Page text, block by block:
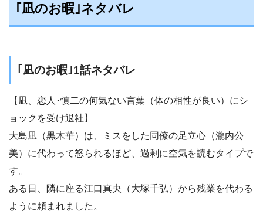
｢凪のお暇｣ネタバレ
｢凪のお暇｣1話ネタバレ
【凪、恋人･慎二の何気ない言葉（体の相性が良い）にシ
ョックを受け退社】
大島凪（黒木華）は、ミスをした同僚の足立心（瀧内公
美）に代わって怒られるほど、過剰に空気を読むタイプで
す。
ある日、隣に座る江口真央（大塚千弘）から残業を代わる
ように頼まれました。